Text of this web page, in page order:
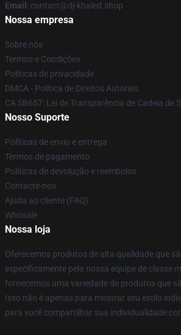
Email : contact@dj-khaled.shop
Nossa empresa
Sobre nós
Termos e Condições
Políticas de privacidade
DMCA - Política de Direitos Autorais
CA SB657: Lei de Transparência de Cadeia de
Nosso Suporte
Políticas de envio e entrega
Termos de pagamento
Políticas de devolução e reembolso
Contacte-nos
Ajuda ao cliente (FAQ)
Whosale
Nossa loja
Oferecemos produtos de alta qualidade que
especificamente pela nossa equipe de classe
fornecemos uma variedade de produtos que
Isso não é apenas para mostrar seu estilo
para você compartilhar sua individualidade